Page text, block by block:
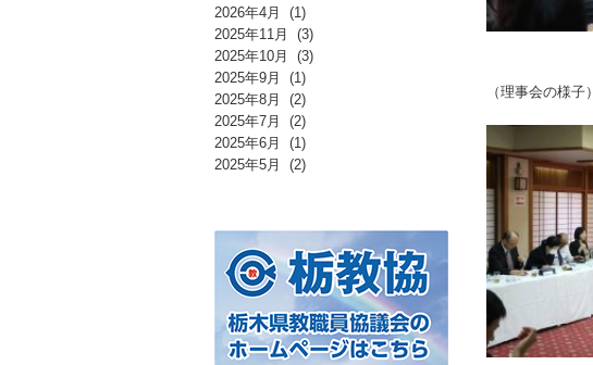
（理事会の様子）
2026年4月
(1)
2025年11月
(3)
2025年10月
(3)
2025年9月
(1)
2025年8月
(2)
2025年7月
(2)
2025年6月
(1)
2025年5月
(2)